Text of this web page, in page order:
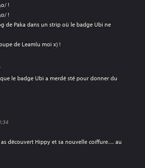
!
!
de Paka dans un strip où le badge Ubi ne
de Leamlu moi x) !
le badge Ubi a merdé sté pour donner du
as découvert Hippy et sa nouvelle coiffure… au